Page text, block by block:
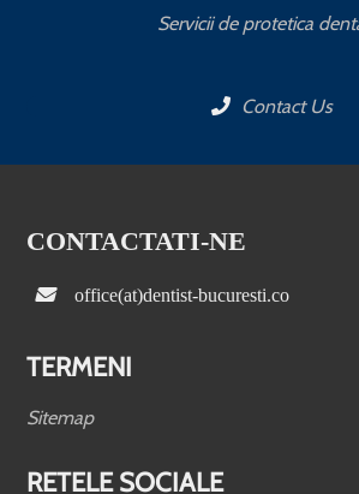
Servicii de protetica
Contact Us
CONTACTATI-NE
office(at)dentist-bucuresti.co
TERMENI
Sitemap
RETELE SOCIALE